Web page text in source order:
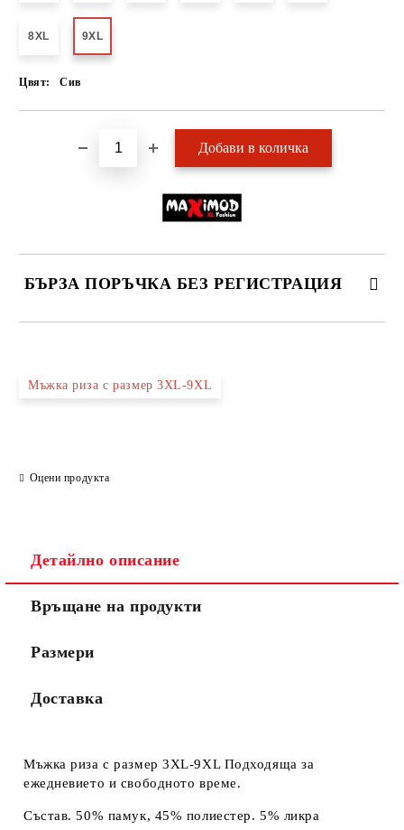
8XL 9XL
Цвят: Сив
БЪРЗА ПОРЪЧКА БЕЗ РЕГИСТРАЦИЯ
Мъжка риза с размер 3XL-9XL
Оцени продукта
Детайлно описание
Връщане на продукти
Размери
Доставка
Мъжка риза с размер 3XL-9XL Подходяща за
ежедневието и свободното време.
Състав. 50% памук, 45% полиестер. 5% ликра